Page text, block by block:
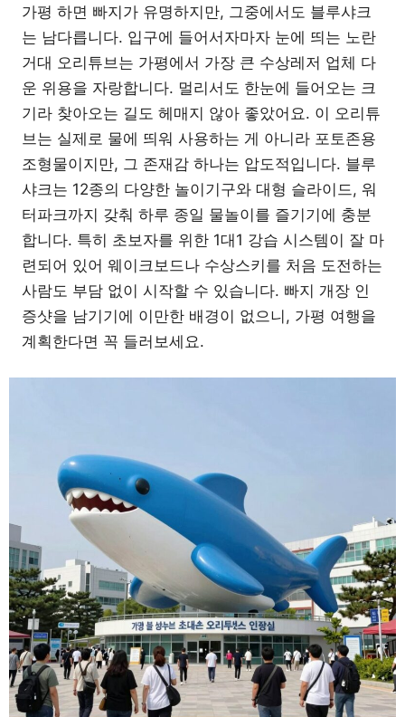
가평 하면 빠지가 유명하지만, 그중에서도 블루샤크
는 남다릅니다. 입구에 들어서자마자 눈에 띄는 노란
거대 오리튜브는 가평에서 가장 큰 수상레저 업체 다
운 위용을 자랑합니다. 멀리서도 한눈에 들어오는 크
기라 찾아오는 길도 헤매지 않아 좋았어요. 이 오리튜
브는 실제로 물에 띄워 사용하는 게 아니라 포토존용
조형물이지만, 그 존재감 하나는 압도적입니다. 블루
샤크는 12종의 다양한 놀이기구와 대형 슬라이드, 워
터파크까지 갖춰 하루 종일 물놀이를 즐기기에 충분
합니다. 특히 초보자를 위한 1대1 강습 시스템이 잘 마
련되어 있어 웨이크보드나 수상스키를 처음 도전하는
사람도 부담 없이 시작할 수 있습니다. 빠지 개장 인
증샷을 남기기에 이만한 배경이 없으니, 가평 여행을
계획한다면 꼭 들러보세요.